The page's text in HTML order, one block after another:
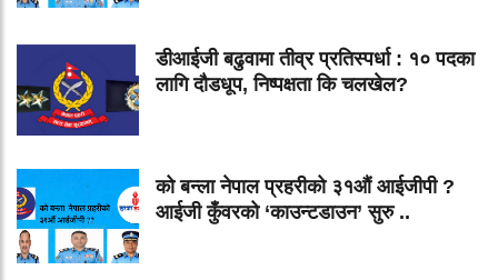
डीआईजी बढुवामा तीव्र प्रतिस्पर्धा : १० पदका
लागि दौडधूप, निष्पक्षता कि चलखेल?
को बन्ला नेपाल प्रहरीको ३१औं आईजीपी ?
आईजी कुँवरको ‘काउन्टडाउन’ सुरु ..